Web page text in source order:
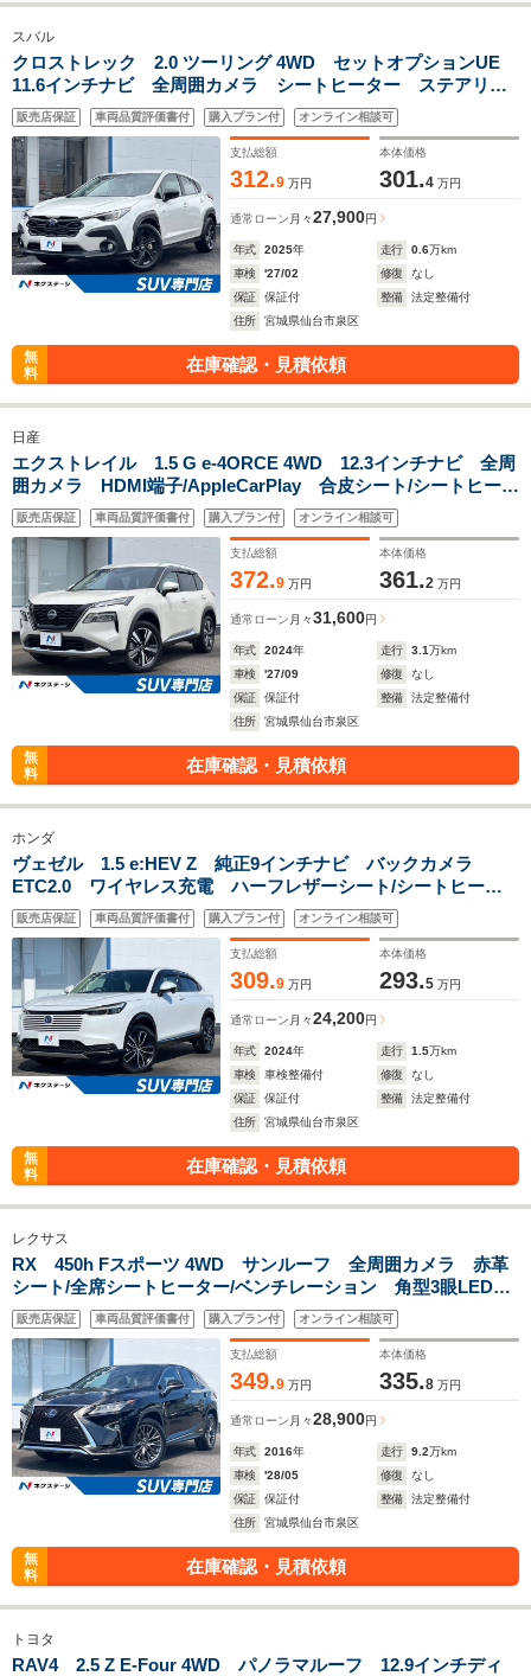
スバル
クロストレック 2.0 ツーリング 4WD セットオプションUE
11.6インチナビ 全周囲カメラ シートヒーター ステアリン
グヒーター 純正17インチアルミ LEDヘッド デュアルエア
コン レーダークルーズ 禁煙車 AppleCarplay
販売店保証 車両品質評価書付 購入プラン付 オンライン相談可
支払総額
312.9 万円
本体価格
301.4 万円
通常ローン 月々27,900円
年式 2025年 走行 0.6万km
車検
'27/02 修復
なし
保証
保証付 整備
法定整備付
住所
宮城県仙台市泉区
無
料
在庫確認・見積依頼
日産
エクストレイル 1.5 G e-4ORCE 4WD 12.3インチナビ 全周
囲カメラ HDMI端子/AppleCarPlay 合皮シート/シートヒータ
ー 純正19インチアルミ ハンズフリーパワーバックドア ス
テアリングヒーター プロパイロット
販売店保証 車両品質評価書付 購入プラン付 オンライン相談可
支払総額
372.9 万円
本体価格
361.2 万円
通常ローン 月々31,600円
年式 2024年 走行 3.1万km
車検
'27/09 修復
なし
保証
保証付 整備
法定整備付
住所
宮城県仙台市泉区
無
料
在庫確認・見積依頼
ホンダ
ヴェゼル 1.5 e:HEV Z 純正9インチナビ バックカメラ
ETC2.0 ワイヤレス充電 ハーフレザーシート/シートヒータ
ー ホンダセンシング LEDヘッドライト USBジャック オ
ートエアコン レーダークルーズ 禁煙車
販売店保証 車両品質評価書付 購入プラン付 オンライン相談可
支払総額
309.9 万円
本体価格
293.5 万円
通常ローン 月々24,200円
年式 2024年 走行 1.5万km
車検
車検整備付 修復
なし
保証
保証付 整備
法定整備付
住所
宮城県仙台市泉区
無
料
在庫確認・見積依頼
レクサス
RX 450h Fスポーツ 4WD サンルーフ 全周囲カメラ 赤革
シート/全席シートヒーター/ベンチレーション 角型3眼LEDヘ
ッドランプ ステアリングヒーター 12.3インチナビ プレミ
アムサウンド 禁煙車 Bluetooth
販売店保証 車両品質評価書付 購入プラン付 オンライン相談可
支払総額
349.9 万円
本体価格
335.8 万円
通常ローン 月々28,900円
年式 2016年 走行 9.2万km
車検
'28/05 修復
なし
保証
保証付 整備
法定整備付
住所
宮城県仙台市泉区
無
料
在庫確認・見積依頼
トヨタ
RAV4 2.5 Z E-Four 4WD パノラマルーフ 12.9インチディ